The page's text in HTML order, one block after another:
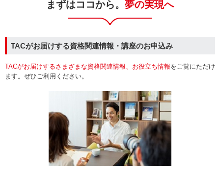
まずはココから。 夢の実現へ
TACがお届けする資格関連情報・講座のお申込み
TACがお届けするさまざまな資格関連情報、お役立ち情報をご覧にただけ
ます。ぜひご利用ください。